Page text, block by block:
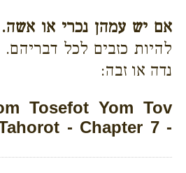
אם יש עמהן נכרי או אשה.
להיות כזבים לכל
נדה או זבה:
Tosefot Yom Tov
- Chapter 7 -